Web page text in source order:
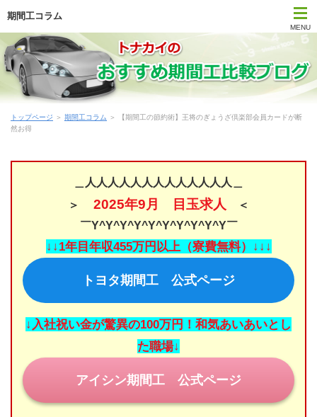
期間工コラム
MENU
トップページ
期間工比較ランキング
はじめて期間工に応募する方
期間工メーカー別待遇まとめ
期間工Q＆A
期間工コラム
期間工の休日
トップページ ＞ 期間工コラム ＞ 【期間工の節約術】王将のぎょうざ倶楽部会員カードが断
然お得
＿人人人人人人人人人人人人人＿
＞ 2025年9月 目玉求人
＜
￣Y^Y^Y^Y^Y^Y^Y^Y^Y^Y￣
↓↓1年目年収455万円以上（寮費無料）↓↓↓
トヨタ期間工 公式ページ
↓入社祝い金が驚異の100万円！和気あいあいとし
た職場↓
アイシン期間工 公式ページ